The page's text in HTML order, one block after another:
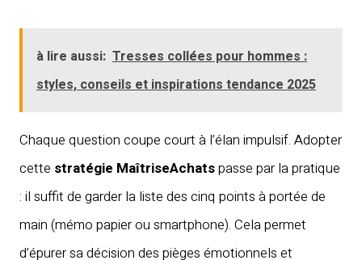
à lire aussi: Tresses collées pour hommes :
styles, conseils et inspirations tendance 2025
Chaque question coupe court à l’élan impulsif. Adopter
cette stratégie MaîtriseAchatspasse par la pratique
: il suffit de garder la liste des cinq points à portée de
main (mémo papier ou smartphone). Cela permet
d’épurer sa décision des pièges émotionnels et